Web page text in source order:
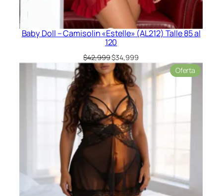
Baby Doll – Camisolin «Estelle» (AL212) Talle 85 al
120
$42,999El
precio
original
era:
$42,999.
$34,999El
precio
actual
es:
$34,999.
Oferta
en